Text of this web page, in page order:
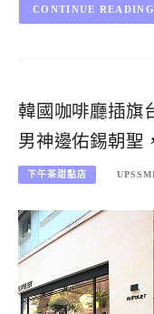
CONTINUE READING
韓國咖啡廳插旗
男神邊佑錫朝聖
下午茶甜點店